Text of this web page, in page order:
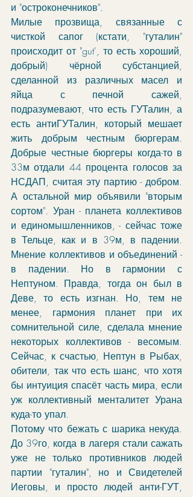
и "остроконечников".
Милые прозвища, связанные с
чисткой сапог (кстати, "гуталин"
происходит от "gut', то есть хороший,
добрый) чёрной субстанцией,
сделанной из различных масел и
яйца с печной сажей,
подразумевают, что есть ГУТалин, а
есть антиГУТалин, который мешает
жить добрым честным бюргерам.
Добрые честные бюргеры когда-то в
33м отдали 44 процента голосов за
НСДАП, считая эту партию - добром.
А остальной мир объявили "вторым
сортом". Уран - планета коллективов
и единомышленников, - сейчас тоже
в Тельце, как и в 39м, в падении.
Мнение коллективов и объединений -
в падении. Но в гармонии с
Нептуном. Правда, тогда он был в
Деве, то есть изгнан. Но, тем не
менее, гармония планет при их
сомнительной силе, сделала мнение
некоторых коллективов - весомым.
Сейчас, к счастью, Нептун в Рыбах,
обители, так что есть шанс, что хотя
бы интуиция спасёт часть мира, если
уж коллективный менталитет Урана
куда-то упал.
Потому что бежать с шарика некуда.
До 39го, когда в лагеря стали сажать
уже не только противников людей
партии "гуталин", но и Свидетелей
Иеговы, и просто людей анти-ГУТ,